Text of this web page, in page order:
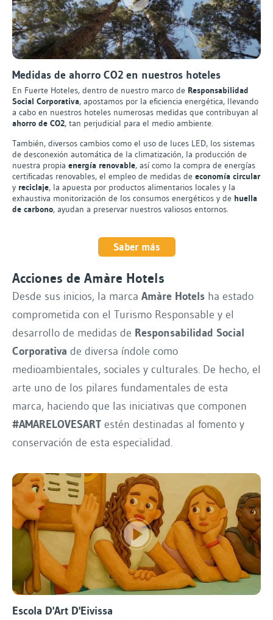
Medidas de ahorro CO2 en nuestros hoteles
En Fuerte Hoteles, dentro de nuestro marco de Responsabilidad
Social Corporativa, apostamos por la eficiencia energética, llevando
a cabo en nuestros hoteles numerosas medidas que contribuyan al
ahorro de CO2, tan perjudicial para el medio ambiente.
También, diversos cambios como el uso de luces LED, los sistemas
de desconexión automática de la climatización, la producción de
nuestra propia energía renovable, así como la compra de energías
certificadas renovables, el empleo de medidas de economía circular
y reciclaje, la apuesta por productos alimentarios locales y la
exhaustiva monitorización de los consumos energéticos y de huella
de carbono, ayudan a preservar nuestros valiosos entornos.
Saber más
Acciones de Amàre Hotels
Desde sus inicios, la marca Amàre Hotels ha estado
comprometida con el Turismo Responsable y el
desarrollo de medidas de Responsabilidad Social
Corporativa de diversa índole como
medioambientales, sociales y culturales. De hecho, el
arte uno de los pilares fundamentales de esta
marca, haciendo que las iniciativas que componen
#AMARELOVESART estén destinadas al fomento y
conservación de esta especialidad.
Escola D'Art D'Eivissa